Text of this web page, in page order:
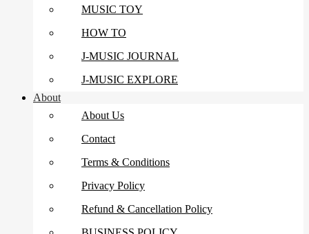
MUSIC TOY
HOW TO
J-MUSIC JOURNAL
J-MUSIC EXPLORE
About
About Us
Contact
Terms & Conditions
Privacy Policy
Refund & Cancellation Policy